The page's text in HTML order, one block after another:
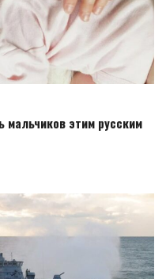
этим русским